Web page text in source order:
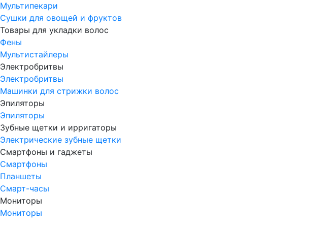
Мультипекари
Сушки для овощей и фруктов
Товары для укладки волос
Фены
Мультистайлеры
Электробритвы
Электробритвы
Машинки для стрижки волос
Эпиляторы
Эпиляторы
Зубные щетки и ирригаторы
Электрические зубные щетки
Смартфоны и гаджеты
Смартфоны
Планшеты
Смарт-часы
Мониторы
Мониторы